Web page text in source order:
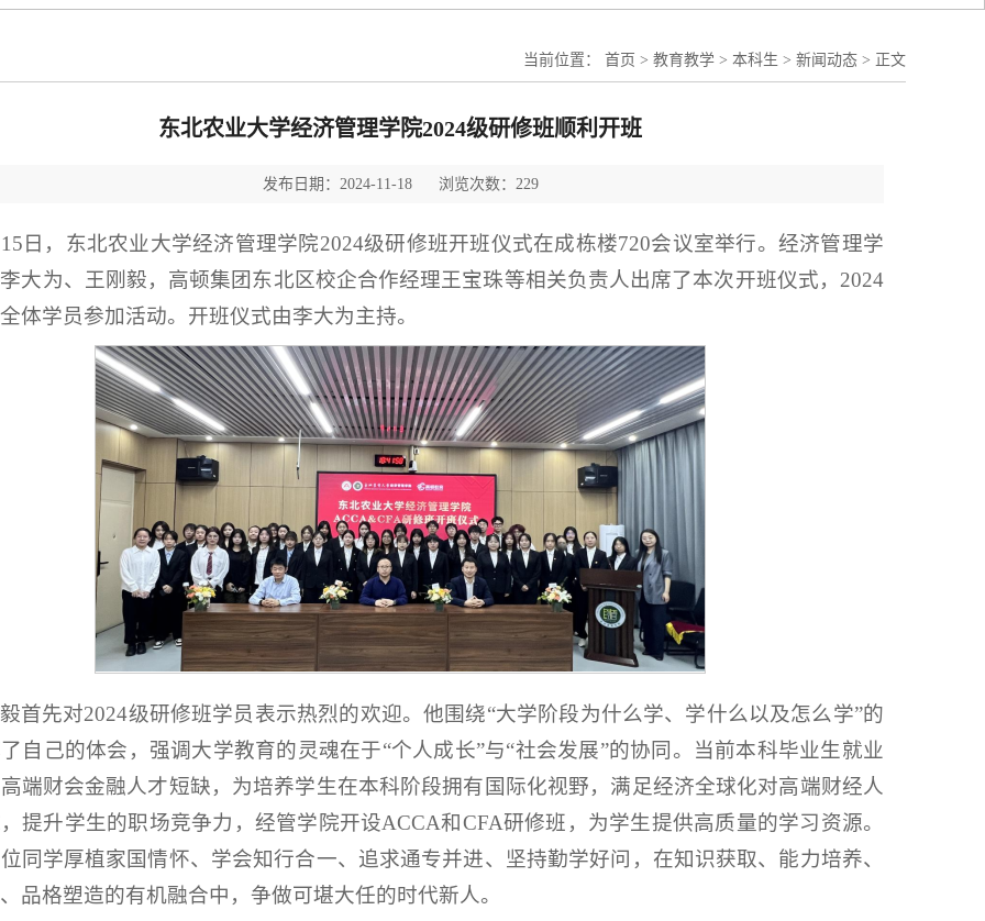
当前位置： 首页 > 教育教学 > 本科生 > 新闻动态 > 正文
东北农业大学经济管理学院2024级研修班顺利开班
发布日期：2024-11-18 浏览次数：229
日，东北农业大学经济管理学院2024级研修班开班仪式在成栋楼720会议室举行。经济管理学
大为、王刚毅，高顿集团东北区校企合作经理王宝珠等相关负责人出席了本次开班仪式，2024
体学员参加活动。开班仪式由李大为主持。
首先对2024级研修班学员表示热烈的欢迎。他围绕“大学阶段为什么学、学什么以及怎么学”的
自己的体会，强调大学教育的灵魂在于“个人成长”与“社会发展”的协同。当前本科毕业生就业
端财会金融人才短缺，为培养学生在本科阶段拥有国际化视野，满足经济全球化对高端财经人
提升学生的职场竞争力，经管学院开设ACCA和CFA研修班，为学生提供高质量的学习资源。
同学厚植家国情怀、学会知行合一、追求通专并进、坚持勤学好问，在知识获取、能力培养、
品格塑造的有机融合中，争做可堪大任的时代新人。